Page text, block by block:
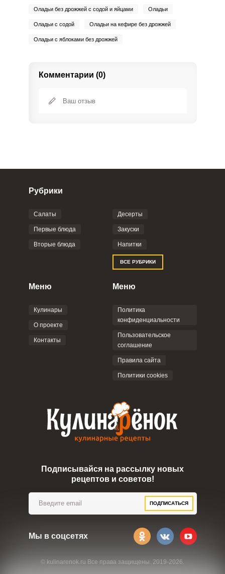
Оладьи без дрожжей с содой и яйцами Оладьи
Оладьи с содой Оладьи на кефире без дрожжей
Оладьи с яблоками без дрожжей
Комментарии (0)
Фото до 4 шт, до 5 mb
Отправляя эту форму, вы соглашаетесь с
Политикой
Пользовательским
соглашением
© kulinarenok.ru Все права защищены. 2019-2026.
Рубрики
Салаты
Первые блюда
Вторые блюда
Десерты
Закуски
Напитки
ВСЕ РУБРИКИ
Меню
Кулинары
О проекте
Контакты
Меню
Политика
конфиденциальности
Пользовательское
соглашение
Правила сайта
Политики cookies
Подписывайся на рассылку новых
рецептов и советов!
ПОДПИСАТЬСЯ
Мы в соцсетях